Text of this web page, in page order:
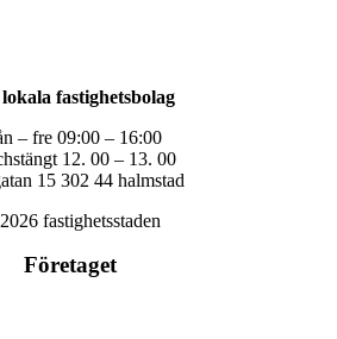
fastighetsbolag
– fre 09:00 – 16:00
12. 00 – 13. 00
15 302 44 halmstad
fastighetsstaden
Företaget